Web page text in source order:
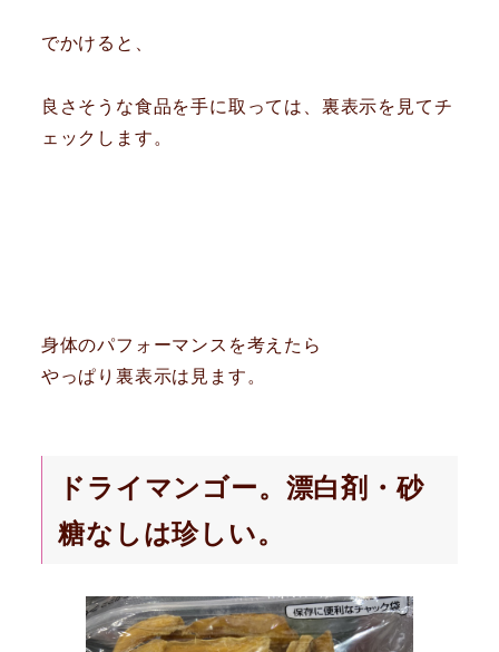
でかけると、
良さそうな食品を手に取っては、裏表示を見てチ
ェックします。
身体のパフォーマンスを考えたら
やっぱり裏表示は見ます。
ドライマンゴー。漂白剤・砂
糖なしは珍しい。